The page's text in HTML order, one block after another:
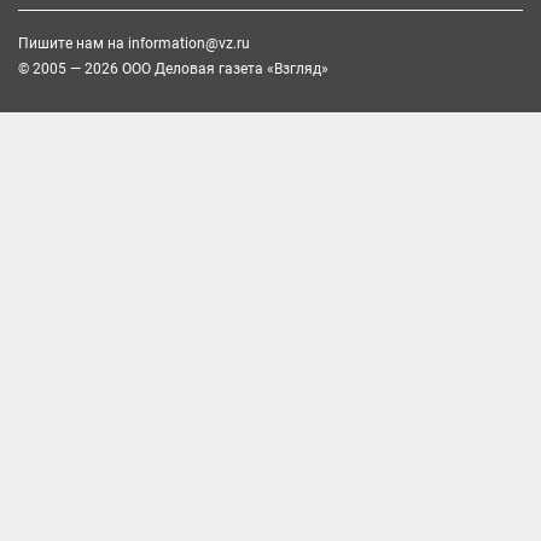
Пишите нам на information@vz.ru
© 2005 — 2026 ООО Деловая газета «Взгляд»